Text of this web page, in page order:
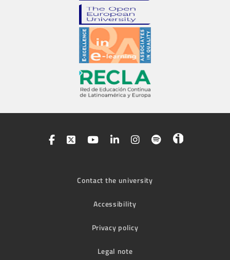
Contact the university
Accessibility
Privacy policy
Legal note